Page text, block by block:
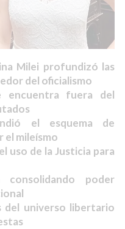
Milei profundizó las
del oficialismo
encuentra fuera del
el esquema de
el mileísmo
uso de la Justicia para
poder
del universo libertario